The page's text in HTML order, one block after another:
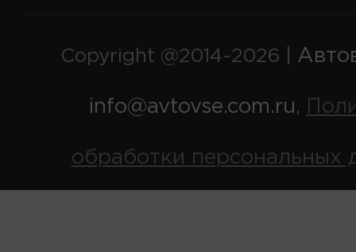
Copyright @2014-2026 |
info@avtovse.com.ru,
обработки персональных